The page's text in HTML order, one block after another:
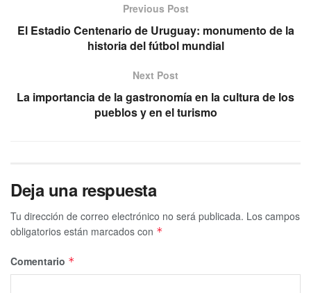
Previous Post
El Estadio Centenario de Uruguay: monumento de la
historia del fútbol mundial
Next Post
La importancia de la gastronomía en la cultura de los
pueblos y en el turismo
Deja una respuesta
Tu dirección de correo electrónico no será publicada. Los campos
obligatorios están marcados con *
Comentario *